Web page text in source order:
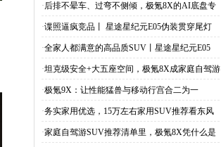
·后排不晕车、过弯不侧倾，极氪8X的AI底盘专
·谍照逼疯竞品丨 星途星纪元E05伪装贯穿尾灯
·全家人都满意的高品质SUV丨星途星纪元E05
·坦克级安全+大五座空间，极氪8X成家庭自驾游
·极氪9X：让性能猛兽与移动行宫合二为一
·务实家用优选，15万左右家用SUV推荐看东风
·家庭自驾游SUV推荐清单里，极氪8X凭什么是